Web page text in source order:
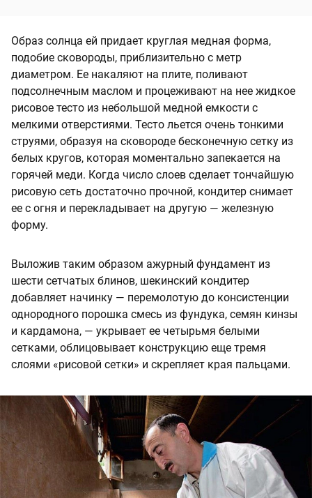
Образ солнца ей придает круглая медная форма,
подобие сковороды, приблизительно с метр
диаметром. Ее накаляют на плите, поливают
подсолнечным маслом и процеживают на нее жидкое
рисовое тесто из небольшой медной емкости с
мелкими отверстиями. Тесто льется очень тонкими
струями, образуя на сковороде бесконечную сетку из
белых кругов, которая моментально запекается на
горячей меди. Когда число слоев сделает тончайшую
рисовую сеть достаточно прочной, кондитер снимает
ее с огня и перекладывает на другую — железную
форму.
Выложив таким образом ажурный фундамент из
шести сетчатых блинов, шекинский кондитер
добавляет начинку — перемолотую до консистенции
однородного порошка смесь из фундука, семян кинзы
и кардамона, — укрывает ее четырьмя белыми
сетками, облицовывает конструкцию еще тремя
слоями «рисовой сетки» и скрепляет края пальцами.